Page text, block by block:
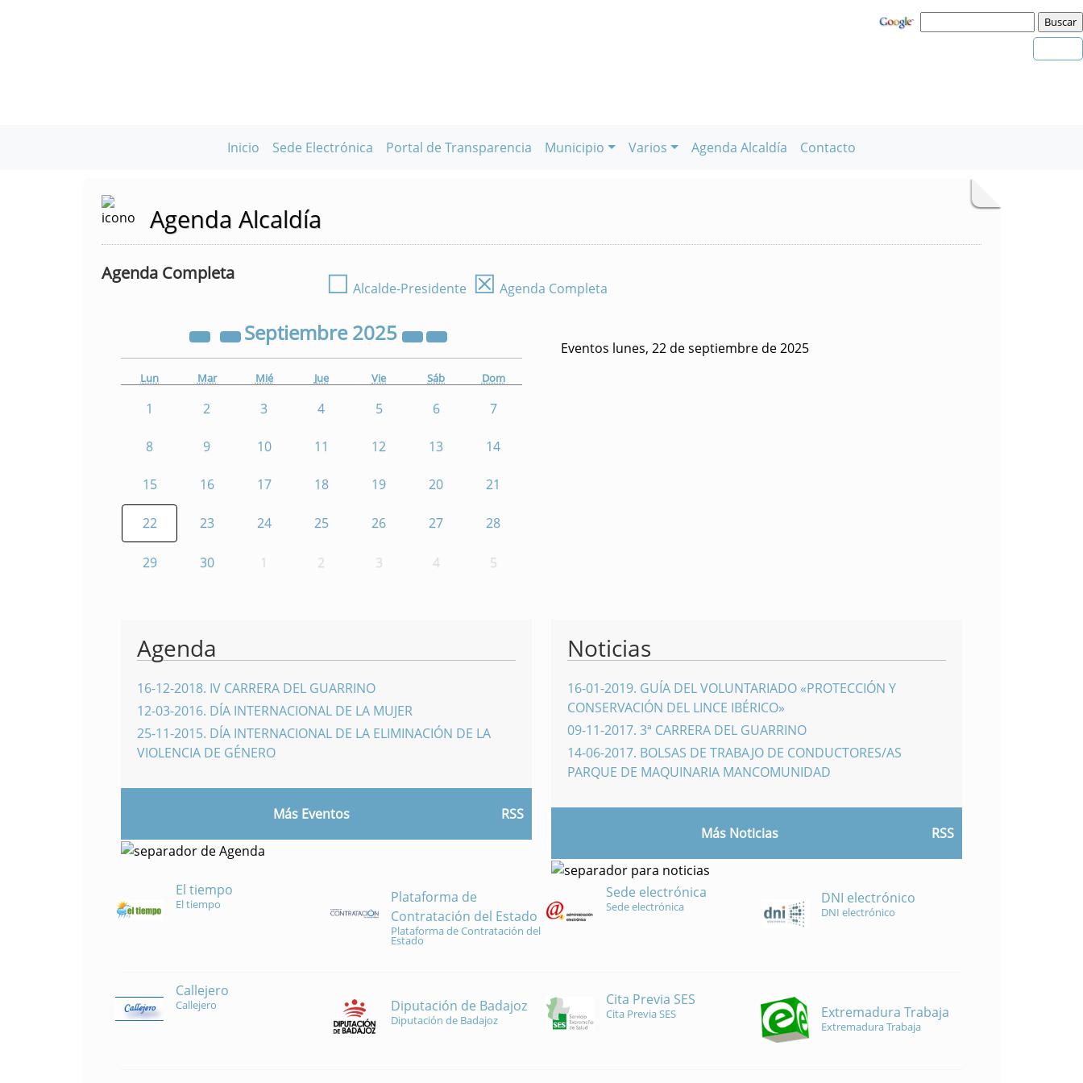
Inicio Sede Electrónica Portal de Transparencia Municipio Varios Agenda Alcaldía Contacto
Agenda Alcaldía
Agenda Completa ☐ Alcalde-Presidente ☒ Agenda Completa
Septiembre2025
Lun Mar Mié Jue Vie Sáb Dom
1 2 3 4 5 6 7
8 9 10 11 12 13 14
15 16 17 18 19 20 21
22 23 24 25 26 27 28
29 30 1 2 3 4 5
Eventos lunes, 22 de septiembre de 2025
Agenda
16-12-2018. IV CARRERA DEL GUARRINO
12-03-2016. DÍA INTERNACIONAL DE LA MUJER
25-11-2015. DÍA INTERNACIONAL DE LA ELIMINACIÓN DE LA
VIOLENCIA DE GÉNERO
Más Eventos RSS
Noticias
16-01-2019. GUÍA DEL VOLUNTARIADO «PROTECCIÓN Y
CONSERVACIÓN DEL LINCE IBÉRICO»
09-11-2017. 3ª CARRERA DEL GUARRINO
14-06-2017. BOLSAS DE TRABAJO DE CONDUCTORES/AS
PARQUE DE MAQUINARIA MANCOMUNIDAD
Más Noticias RSS
El tiempo
El tiempo
Plataforma de
Contratación del Estado
Plataforma de Contratación del
Estado
Sede electrónica
Sede electrónica DNI electrónico
DNI electrónico
Callejero
Callejero Diputación de Badajoz
Diputación de Badajoz
Cita Previa SES
Cita Previa SES Extremadura Trabaja
Extremadura Trabaja